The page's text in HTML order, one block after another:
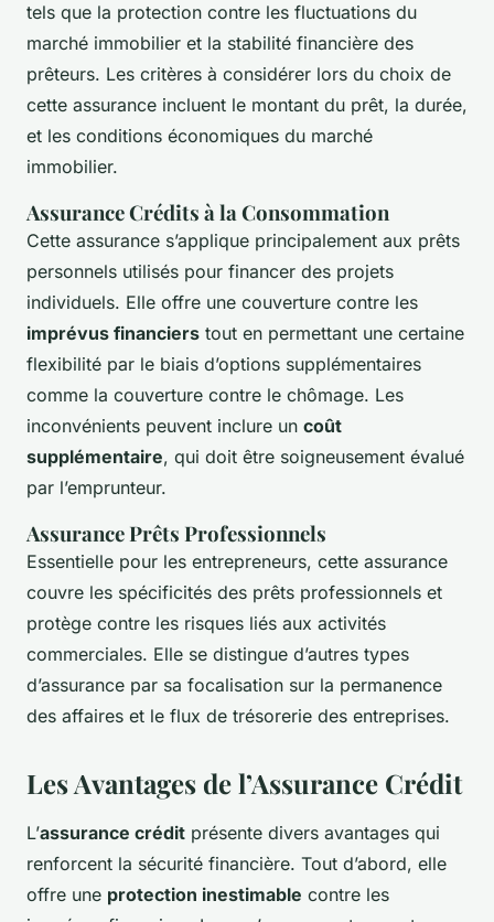
tels que la protection contre les fluctuations du
marché immobilier et la stabilité financière des
prêteurs. Les critères à considérer lors du choix de
cette assurance incluent le montant du prêt, la durée,
et les conditions économiques du marché
immobilier.
Assurance Crédits à la Consommation
Cette assurance s’applique principalement aux prêts
personnels utilisés pour financer des projets
individuels. Elle offre une couverture contre les
imprévus financiers tout en permettant une certaine
flexibilité par le biais d’options supplémentaires
comme la couverture contre le chômage. Les
inconvénients peuvent inclure un coût
supplémentaire, qui doit être soigneusement évalué
par l’emprunteur.
Assurance Prêts Professionnels
Essentielle pour les entrepreneurs, cette assurance
couvre les spécificités des prêts professionnels et
protège contre les risques liés aux activités
commerciales. Elle se distingue d’autres types
d’assurance par sa focalisation sur la permanence
des affaires et le flux de trésorerie des entreprises.
Les Avantages de l’Assurance Crédit
L’assurance crédit présente divers avantages qui
renforcent la sécurité financière. Tout d’abord, elle
offre une protection inestimable contre les